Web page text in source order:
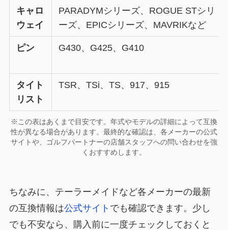
キャロ
ウェイ
PARADYMシリーズ、ROGUE STシリ
ーズ、EPICシリーズ、MAVRIKなど
ピン G430、G425、G410
タイト
リスト
TSR、TSi、TS、917、915
※この表はあくまで目安です。年式やモデルの詳細によって互換
性が異なる場合があります。最終的な確認は、各メーカーの公式
サイトや、ゴルフパートナーの店舗スタッフへの問い合わせを強
くおすすめします。
ちなみに、テーラーメイドなど各メーカーの最新
の互換情報は公式サイト でも確認できます。少し
でも不安なら、購入前に一度チェックしておくと